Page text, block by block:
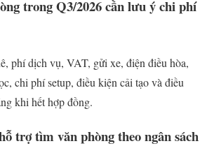
trong Q3/2026 cần lưu ý chi phí
phí dịch vụ, VAT, gửi xe, điện điều hòa,
chi phí setup, điều kiện cải tạo và điều
khi hết hợp đồng.
trợ tìm văn phòng theo ngân sách